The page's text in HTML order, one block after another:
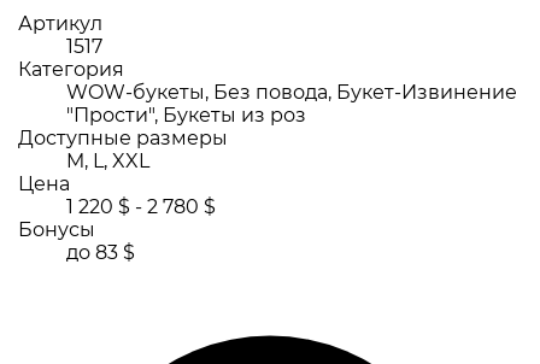
Артикул
1517
Категория
WOW-букеты, Без повода, Букет-Извинение
"Прости", Букеты из роз
Доступные размеры
M, L, XXL
Цена
1 220 $ - 2 780 $
Бонусы
до 83 $